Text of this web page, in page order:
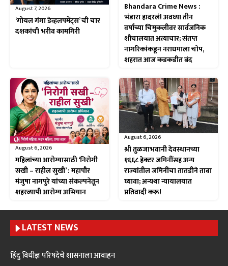
August 7, 2026
‘गोयल गंगा डेव्हलपमेंट्स’ ची चार
दशकांची भरीव कामगिरी
Bhandara Crime News :
भंडारा हादरलं! अवघ्या तीन
वर्षांच्या चिमुकलीवर सार्वजनिक
शौचालयात अत्याचार; संतप्त
नागरिकांकडून नराधमाला चोप,
शहरात आज कडकडीत बंद
August 6, 2026
महिलांच्या आरोग्यासाठी ‘निरोगी
सखी – राहील सुखी’ : महापौर
मंजुषा नागपुरे यांच्या संकल्पनेतून
शहरव्यापी आरोग्य अभियान
August 6, 2026
श्री तुळजाभवानी देवस्थानच्या
१६६८ हेक्टर जमिनींसह अन्य
राज्यांतील जमिनींचा तातडीने ताबा
घ्यावा; अन्यथा न्यायालयात
प्रतिवादी करू!
LATEST NEWS
हिंदु विधीज्ञ परिषदेचे शासनाला आवाहन